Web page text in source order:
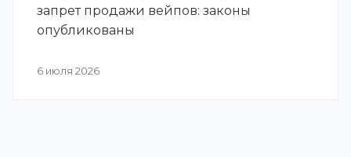
запрет продажи вейпов: законы
опубликованы
6 июля 2026